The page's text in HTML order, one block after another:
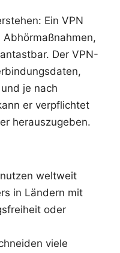
Ein VPN
Der VPN-
je nach
er verpflichtet
herauszugeben.
weltweit
in Ländern mit
oder
viele